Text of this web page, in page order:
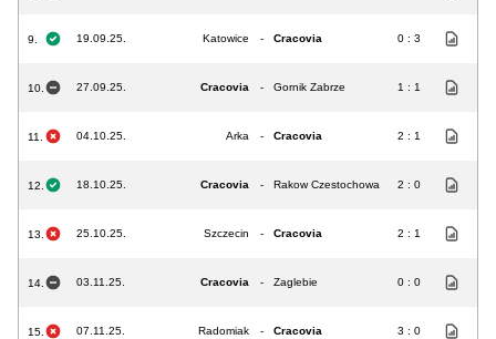
9. 19.09.25. Katowice - Cracovia 0 : 3
10. 27.09.25. Cracovia - Gornik Zabrze 1 : 1
11. 04.10.25. Arka - Cracovia 2 : 1
12. 18.10.25. Cracovia - Rakow Czestochowa 2 : 0
13. 25.10.25. Szczecin - Cracovia 2 : 1
14. 03.11.25. Cracovia - Zaglebie 0 : 0
15. 07.11.25. Radomiak - Cracovia 3 : 0